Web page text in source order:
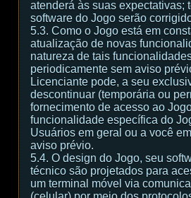
atenderá às suas expectativas;
software do Jogo serão
5.3. Como o Jogo está em
atualização de novas
natureza de tais
periodicamente sem aviso
Licenciante pode, a seu
descontinuar (temporária ou
fornecimento de acesso ao
funcionalidade específica do
Usuários em geral ou a você
aviso prévio.
5.4. O design do Jogo, seu
técnico são projetados para
um terminal móvel via